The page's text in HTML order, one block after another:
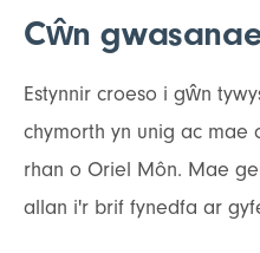
Cŵn
Estynnir croeso i gŵn
chymorth yn unig ac mae
rhan o Oriel Môn. Mae
allan i'r brif fynedfa ar